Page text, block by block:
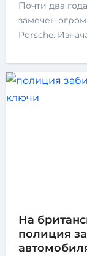
Почти два года назад во время испытаний был
замечен
Porsche.
На
полиция